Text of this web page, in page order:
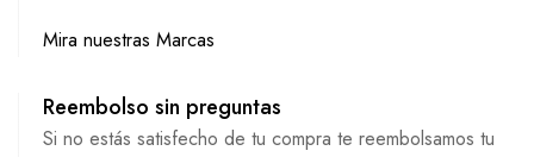
Mira nuestras Marcas
Reembolso sin preguntas
Si no estás satisfecho de tu compra te reembolsamos tu